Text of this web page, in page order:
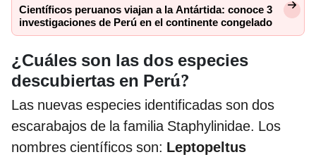
Científicos peruanos viajan a la Antártida: conoce 3
investigaciones de Perú en el continente congelado
¿Cuáles son las dos especies
descubiertas en Perú?
Las nuevas especies identificadas son dos
escarabajos de la familia Staphylinidae. Los
nombres científicos son: Leptopeltus